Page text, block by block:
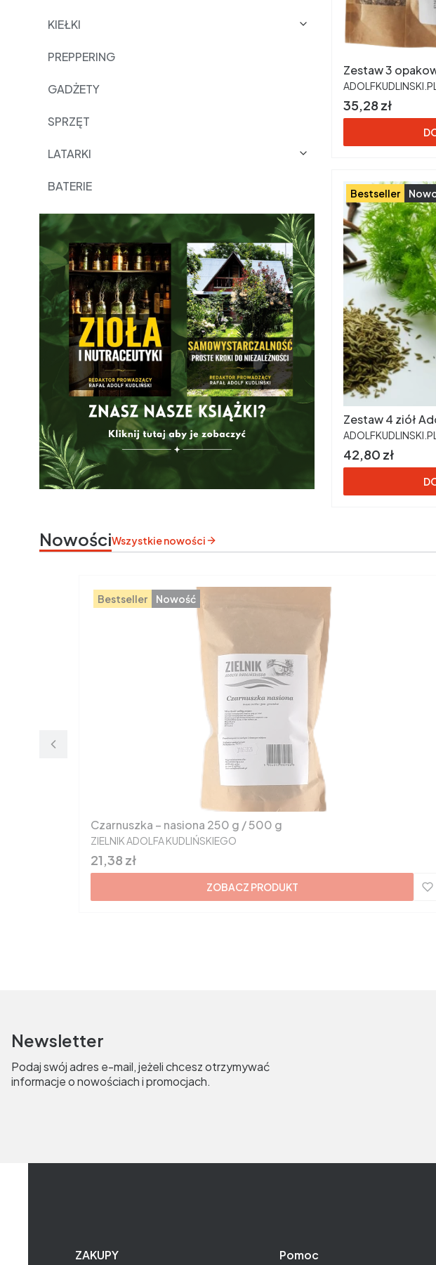
KIEŁKI
PREPPERING
GADŻETY
SPRZĘT
LATARKI
BATERIE
Zestaw 3
PRODUCENT
ADOLFKUDLINSKI.PL
Cena
35,28 zł
Bestseller
Zestaw 4 ziół
PRODUCENT
ADOLFKUDLINSKI.PL
Cena
42,80 zł
NowościWszystkie nowości
Bestseller Nowość
Czarnuszka – nasiona 250 g / 500 g
PRODUCENT
ZIELNIK ADOLFA KUDLIŃSKIEGO
Cena
21,38 zł
ZOBACZ PRODUKT
Newsletter
Podaj swój adres e-mail, jeżeli chcesz otrzymywać
informacje o nowościach i promocjach.
Linki w stopce
ZAKUPY Pomoc